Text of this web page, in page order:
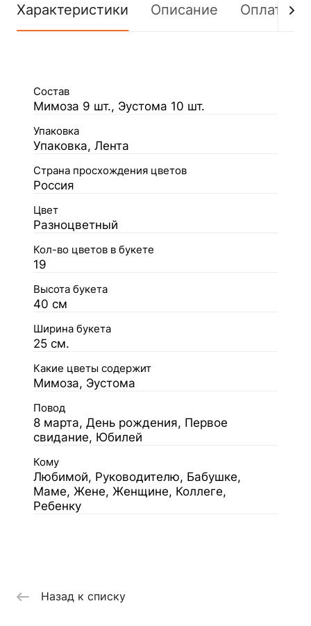
Характеристики Описание Оплата
Состав
Мимоза 9 шт., Эустома 10 шт.
Упаковка
Упаковка, Лента
Страна просхождения цветов
Россия
Цвет
Разноцветный
Кол-во цветов в букете
19
Высота букета
40 см
Ширина букета
25 см.
Какие цветы содержит
Мимоза, Эустома
Повод
8 марта, День рождения, Первое
свидание, Юбилей
Кому
Любимой, Руководителю, Бабушке,
Маме, Жене, Женщине, Коллеге,
Ребенку
Назад к списку